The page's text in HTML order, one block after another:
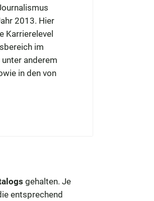
2013. Hier
Karrierelevel
im
anderem
in den von
gehalten. Je
entsprechend